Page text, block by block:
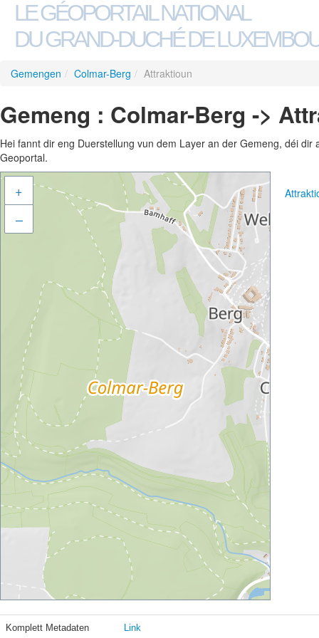
LE GÉOPORTAIL NATIONAL
DU GRAND-DUCHÉ DE
Gemengen / Colmar-Berg / Attraktioun
Gemeng : Colmar-Berg ->
Hei fannt dir eng Duerstellung vun dem Layer an der Gemeng, déi
Geoportal.
+
–
Komplett Metadaten Link